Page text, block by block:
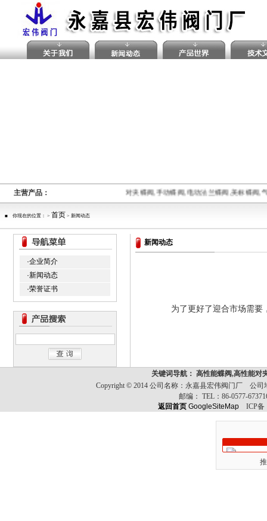
主营产品： 对夹蝶阀,手动蝶阀,电动法兰蝶阀,美标蝶阀
■ 你现在的位置： > 首页 > 新闻动态
·企业简介
·新闻动态
·荣誉证书
新闻动态
为了更好了迎合市场需要，
关键词导航： 高性能蝶阀,高性能对
Copyright © 2014 公司名称：永嘉县宏伟阀门厂 公
邮编： TEL： 86-0577-
返回首页 GoogleSiteMap ICP备